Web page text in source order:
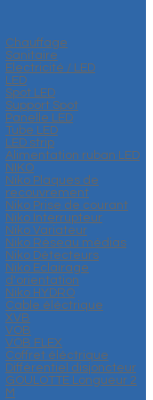
Chauffage
Sanitaire
Electricité / LED
LED
Spot LED
Support Spot
Panelle LED
Tube LED
LED strip
Alimentation ruban LED
NIKO
Niko Plaques de
recouvrement
Niko Prise de courant
Niko Interrupteur
Niko Variateur
Niko Réseau médias
Niko Détecteurs
Niko Eclairage
d'orientation
Niko HYDRO
Cable éléctrique
XVB
VOB
VOB FLEX
Coffret éléctrique
Différentiel disjoncteur
GOULOTTE Longueur 2
M